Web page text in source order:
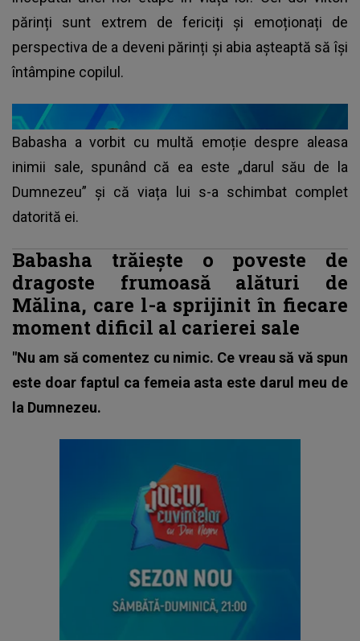
părinți sunt extrem de fericiți și emoționați de
perspectiva de a deveni părinți și abia așteaptă să își
întâmpine copilul.
Babasha a vorbit cu multă emoție despre aleasa
inimii sale, spunând că ea este „darul său de la
Dumnezeu” și că viața lui s-a schimbat complet
datorită ei.
Babasha trăiește o poveste de
dragoste frumoasă alături de
Mălina, care l-a sprijinit în fiecare
moment dificil al carierei sale
"Nu am să comentez cu nimic. Ce vreau să vă spun
este doar faptul ca femeia asta este darul meu de
la Dumnezeu.